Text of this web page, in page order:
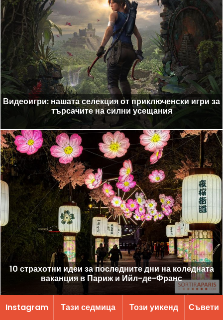
Видеоигри: нашата селекция от приключенски игри за
търсачите на силни усещания
10 страхотни идеи за последните дни на коледната
ваканция в Париж и Ийл-де-Франс
Instagram Тази седмица Този уиĸенд Съвети